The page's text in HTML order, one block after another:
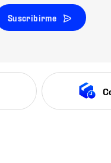
Suscribirme